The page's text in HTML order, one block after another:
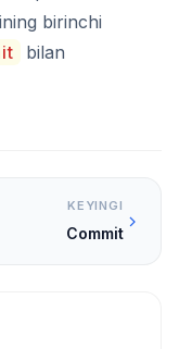
birinchi
bilan
KEYINGI
Commit